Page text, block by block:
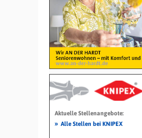
Aktuelle Stellenangebote:
» Alle Stellen bei KNIPEX